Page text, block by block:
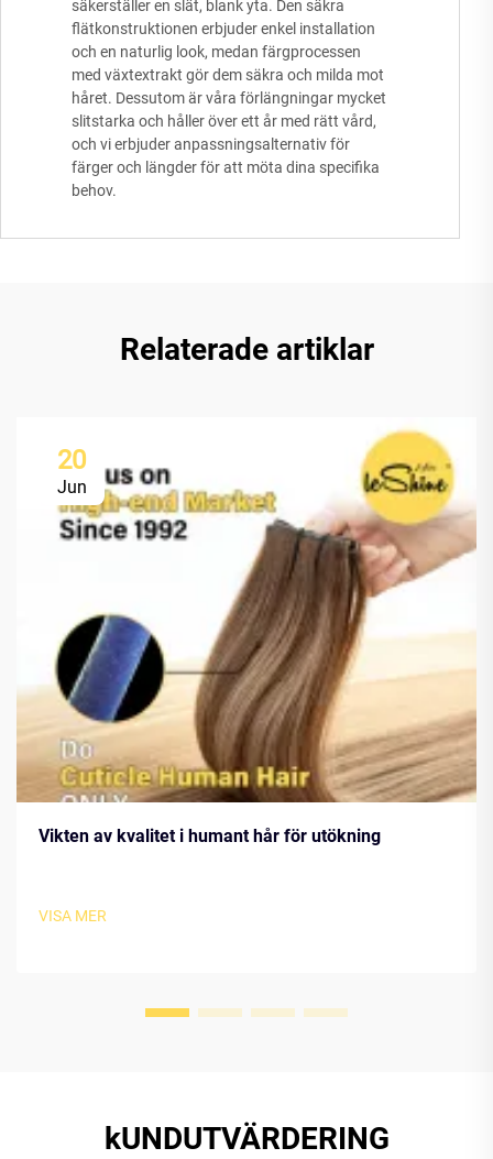
säkerställer en slät, blank yta. Den säkra
flätkonstruktionen erbjuder enkel installation
och en naturlig look, medan färgprocessen
med växtextrakt gör dem säkra och milda mot
håret. Dessutom är våra förlängningar mycket
slitstarka och håller över ett år med rätt vård,
och vi erbjuder anpassningsalternativ för
färger och längder för att möta dina specifika
behov.
Relaterade artiklar
20
Jun
Vikten av kvalitet i humant hår för utökning
VISA MER
kUNDUTVÄRDERING